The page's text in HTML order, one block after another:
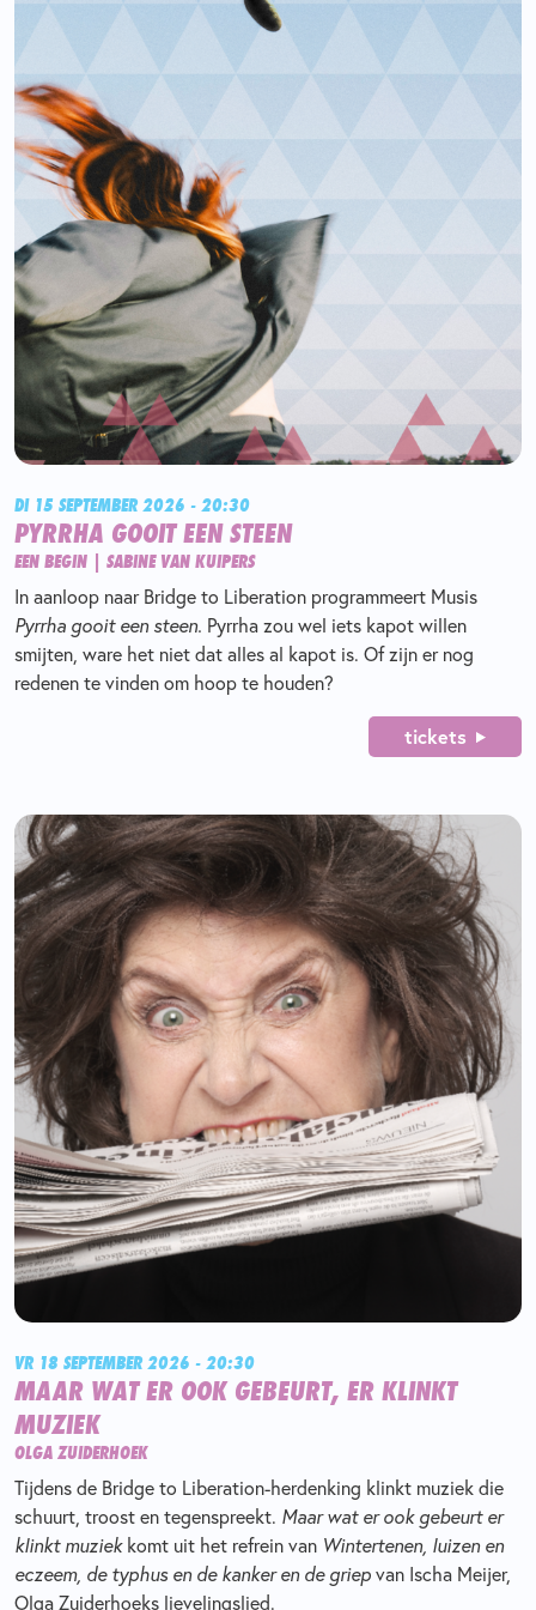
DI 15 SEPTEMBER 2026 - 20:30
PYRRHA GOOIT EEN STEEN
EEN BEGIN | SABINE VAN KUIPERS
In aanloop naar Bridge to Liberation programmeert Musis
Pyrrha gooit een steen. Pyrrha zou wel iets kapot willen
smijten, ware het niet dat alles al kapot is. Of zijn er nog
redenen te vinden om hoop te houden?
tickets
VR 18 SEPTEMBER 2026 - 20:30
MAAR WAT ER OOK GEBEURT, ER KLINKT
MUZIEK
OLGA ZUIDERHOEK
Tijdens de Bridge to Liberation-herdenking klinkt muziek die
schuurt, troost en tegenspreekt. Maar wat er ook gebeurt er
klinkt muziekkomt uit het refrein van Wintertenen, luizen en
eczeem, de typhus en de kanker en de griep van Ischa Meijer,
Olga Zuiderhoeks lievelingslied.